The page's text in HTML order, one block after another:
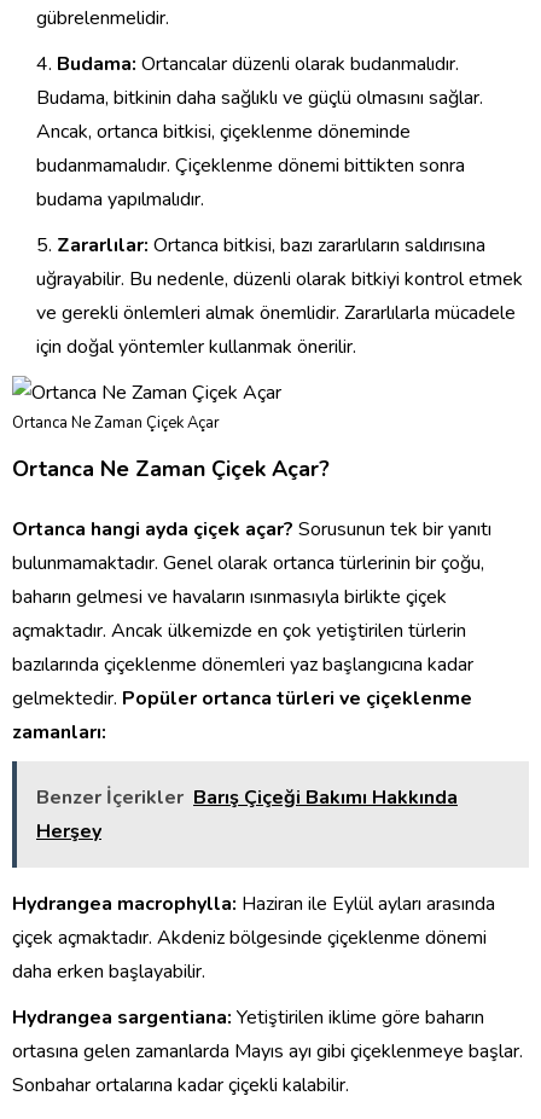
gübrelenmelidir.
Budama: Ortancalar düzenli olarak budanmalıdır.
Budama, bitkinin daha sağlıklı ve güçlü olmasını sağlar.
Ancak, ortanca bitkisi, çiçeklenme döneminde
budanmamalıdır. Çiçeklenme dönemi bittikten sonra
budama yapılmalıdır.
Zararlılar: Ortanca bitkisi, bazı zararlıların saldırısına
uğrayabilir. Bu nedenle, düzenli olarak bitkiyi kontrol etmek
ve gerekli önlemleri almak önemlidir. Zararlılarla mücadele
için doğal yöntemler kullanmak önerilir.
Ortanca Ne Zaman Çiçek Açar
Ortanca Ne Zaman Çiçek Açar?
Ortanca hangi ayda çiçek açar? Sorusunun tek bir yanıtı
bulunmamaktadır. Genel olarak ortanca türlerinin bir çoğu,
baharın gelmesi ve havaların ısınmasıyla birlikte çiçek
açmaktadır. Ancak ülkemizde en çok yetiştirilen türlerin
bazılarında çiçeklenme dönemleri yaz başlangıcına kadar
gelmektedir. Popüler ortanca türleri ve çiçeklenme
zamanları:
Benzer İçerikler Barış Çiçeği Bakımı Hakkında
Herşey
Hydrangea macrophylla: Haziran ile Eylül ayları arasında
çiçek açmaktadır. Akdeniz bölgesinde çiçeklenme dönemi
daha erken başlayabilir.
Hydrangea sargentiana: Yetiştirilen iklime göre baharın
ortasına gelen zamanlarda Mayıs ayı gibi çiçeklenmeye başlar.
Sonbahar ortalarına kadar çiçekli kalabilir.